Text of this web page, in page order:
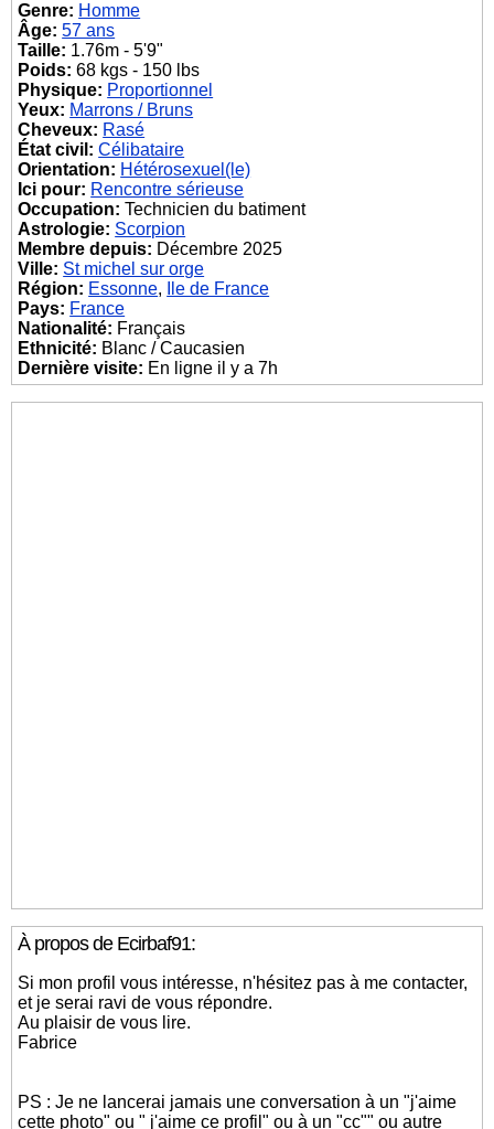
Genre: Homme
Âge: 57 ans
Taille: 1.76m - 5'9"
Poids: 68 kgs - 150 lbs
Physique: Proportionnel
Yeux: Marrons / Bruns
Cheveux: Rasé
État civil: Célibataire
Orientation: Hétérosexuel(le)
Ici pour: Rencontre sérieuse
Occupation: Technicien du batiment
Astrologie: Scorpion
Membre depuis: Décembre 2025
Ville: St michel sur orge
Région: Essonne,
Ile de France
Pays: France
Nationalité: Français
Ethnicité: Blanc / Caucasien
Dernière visite: En ligne il y a 7h
À propos de Ecirbaf91:
Si mon profil vous intéresse, n'hésitez pas à me contacter,
et je serai ravi de vous répondre.
Au plaisir de vous lire.
Fabrice
PS : Je ne lancerai jamais une conversation à un "j'aime
cette photo" ou " j'aime ce profil" ou à un "cc"" ou autre